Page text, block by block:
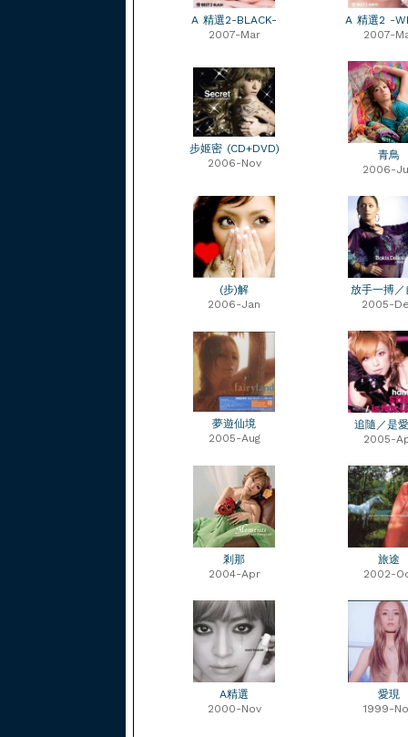
A 精選2-BLACK-
2007-Mar
A 精選2 -
2007-
步姬密 (CD+DVD)
2006-Nov
青鳥
2006-
(步)解
2006-Jan
放手一搏／
2005-
夢遊仙境
2005-Aug
追隨／是
2005-
剎那
2004-Apr
旅途
2002-
A精選
2000-Nov
愛現
1999-